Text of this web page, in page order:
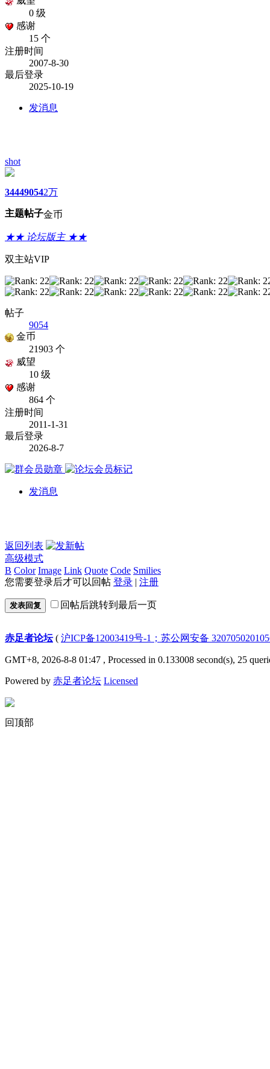
0 级
感谢
15 个
注册时间
2007-8-30
最后登录
2025-10-19
发消息
shot
3444
主题
9054
帖子
2万
金币
★★ 论坛版主 ★★
双主站VIP
帖子
9054
金币
21903 个
威望
10 级
感谢
864 个
注册时间
2011-1-31
最后登录
2026-8-7
发消息
返回列表
高级模式
B Color Image Link Quote Code Smilies
您需要登录后才可以回帖 登录 | 注册
发表回复 回帖后跳转到最后一页
赤足者论坛( 沪ICP备12003419号-1；苏公网安备
GMT+8, 2026-8-8 01:47 , Processed in 0.133008 second(s), 25
Powered by 赤足者论坛 Licensed
回顶部